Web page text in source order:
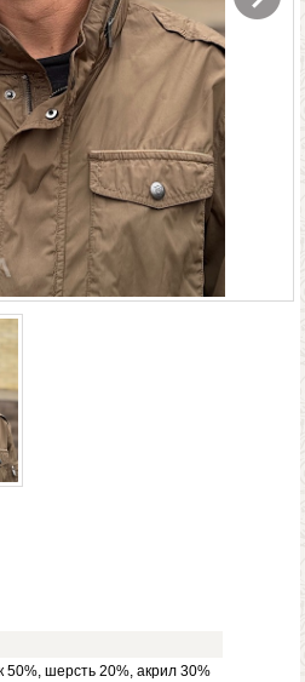
50%, шерсть 20%, акрил 30%